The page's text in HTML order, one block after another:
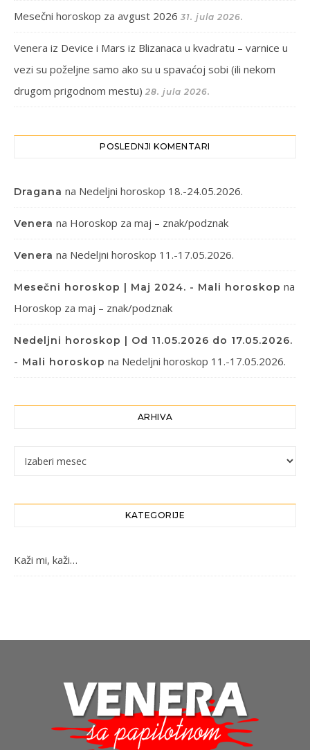
Mesečni horoskop za avgust 2026 31. jula 2026.
Venera iz Device i Mars iz Blizanaca u kvadratu – varnice u
vezi su poželjne samo ako su u spavaćoj sobi (ili nekom
drugom prigodnom mestu) 28. jula 2026.
POSLEDNJI KOMENTARI
Dragana na Nedeljni horoskop 18.-24.05.2026.
Venera na Horoskop za maj – znak/podznak
Venera na Nedeljni horoskop 11.-17.05.2026.
Mesečni horoskop | Maj 2024. - Mali horoskop na
Horoskop za maj – znak/podznak
Nedeljni horoskop | Od 11.05.2026 do 17.05.2026.
- Mali horoskop na Nedeljni horoskop 11.-17.05.2026.
ARHIVA
Arhiva
KATEGORIJE
Kaži mi, kaži…